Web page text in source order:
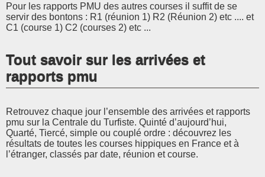
Pour les rapports PMU des autres courses il suffit de se
servir des bontons : R1 (réunion 1) R2 (Réunion 2) etc .... et
C1 (course 1) C2 (courses 2) etc ...
Tout savoir sur les arrivées et
rapports pmu
Retrouvez chaque jour l’ensemble des arrivées et rapports
pmu sur la Centrale du Turfiste. Quinté d’aujourd’hui,
Quarté, Tiercé, simple ou couplé ordre : découvrez les
résultats de toutes les courses hippiques en France et à
l’étranger, classés par date, réunion et course.